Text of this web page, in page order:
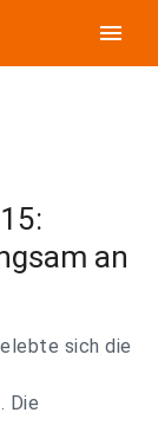
menu
an
sich die
Die